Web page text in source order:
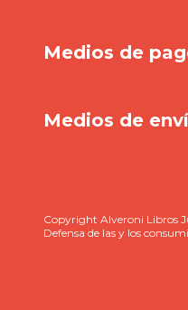
Medios de
Medios de
Copyright Alveroni Libros
Defensa de las y los